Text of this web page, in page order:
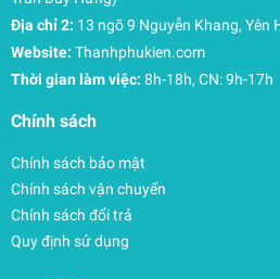
Địa chỉ 2: 13 ngõ 9 Nguyễn Khang, Yên
Website: Thanhphukien.com
Thời gian làm việc: 8h-18h, CN: 9h-17h
Chính sách
Chính sách bảo mật
Chính sách vận chuyển
Chính sách đổi trả
Quy định sử dụng